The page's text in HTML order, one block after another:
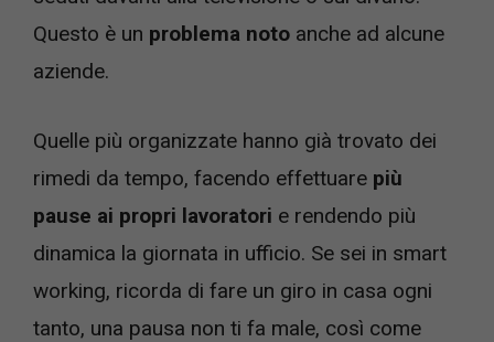
Questo è un problema noto anche ad alcune
aziende.
Quelle più organizzate hanno già trovato dei
rimedi da tempo, facendo effettuare più
pause ai propri lavoratori e rendendo più
dinamica la giornata in ufficio. Se sei in smart
working, ricorda di fare un giro in casa ogni
tanto, una pausa non ti fa male, così come